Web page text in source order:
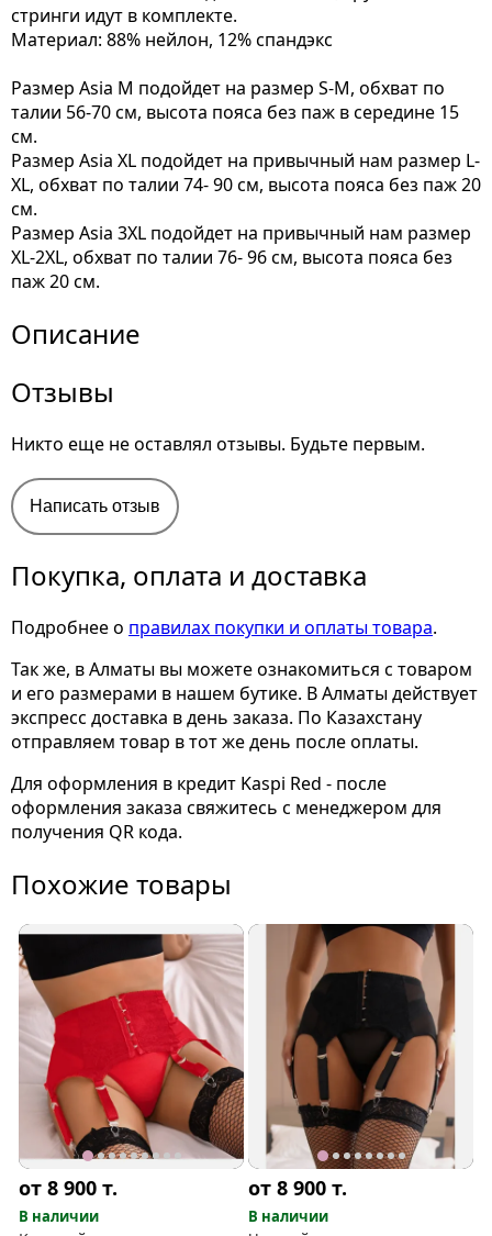
стринги идут в комплекте.
Материал: 88% нейлон, 12% спандэкс
Размер Asia M подойдет на размер S-M, обхват по
талии 56-70 см, высота пояса без паж в середине 15
см.
Размер Asia XL подойдет на привычный нам размер L-
XL, обхват по талии 74- 90 см, высота пояса без паж 20
см.
Размер Asia 3XL подойдет на привычный нам размер
XL-2XL, обхват по талии 76- 96 см, высота пояса без
паж 20 см.
Описание
Отзывы
Никто еще не оставлял отзывы. Будьте первым.
Написать отзыв
Покупка, оплата и доставка
Подробнее о правилах покупки и оплаты товара.
Так же, в Алматы вы можете ознакомиться с товаром
и его размерами в нашем бутике. В Алматы действует
экспресс доставка в день заказа. По Казахстану
отправляем товар в тот же день после оплаты.
Для оформления в кредит Kaspi Red - после
оформления заказа свяжитесь с менеджером для
получения QR кода.
Похожие товары
от 8 900т.
В наличии
от 8 900т.
В наличии